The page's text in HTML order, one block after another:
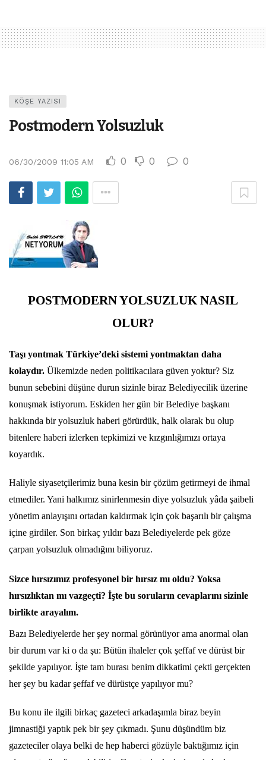
KÖŞE YAZISI
Postmodern Yolsuzluk
06/30/2009 11:05 AM 0 0 0
POSTMODERN YOLSUZLUK NASIL
OLUR?
Taşı yontmak Türkiye’deki sistemi yontmaktan daha
kolaydır. Ülkemizde neden politikacılara güven yoktur? Siz
bunun sebebini düşüne durun sizinle biraz Belediyecilik üzerine
konuşmak istiyorum. Eskiden her gün bir Belediye başkanı
hakkında bir yolsuzluk haberi görürdük, halk olarak bu olup
bitenlere haberi izlerken tepkimizi ve kızgınlığımızı ortaya
koyardık.
Haliyle siyasetçilerimiz buna kesin bir çözüm getirmeyi de ihmal
etmediler. Yani halkımız sinirlenmesin diye yolsuzluk yâda şaibeli
yönetim anlayışını ortadan kaldırmak için çok başarılı bir çalışma
içine girdiler. Son birkaç yıldır bazı Belediyelerde pek göze
çarpan yolsuzluk olmadığını biliyoruz.
Sizce hırsızımız profesyonel bir hırsız mı oldu? Yoksa
hırsızlıktan mı vazgeçti? İşte bu soruların cevaplarını sizinle
birlikte arayalım.
Bazı Belediyelerde her şey normal görünüyor ama anormal olan
bir durum var ki o da şu: Bütün ihaleler çok şeffaf ve dürüst bir
şekilde yapılıyor. İşte tam burası benim dikkatimi çekti gerçekten
her şey bu kadar şeffaf ve dürüstçe yapılıyor mu?
Bu konu ile ilgili birkaç gazeteci arkadaşımla biraz beyin
jimnastiği yaptık pek bir şey çıkmadı. Şunu düşündüm biz
gazeteciler olaya belki de hep haberci gözüyle baktığımız için